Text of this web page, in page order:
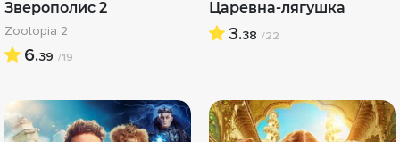
Зверополис 2
Zootopia 2
6.39 /19
Царевна-лягушка
3.38 /22